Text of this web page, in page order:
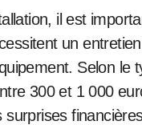
il est
un
Selon le
300 et 1 000
surprises